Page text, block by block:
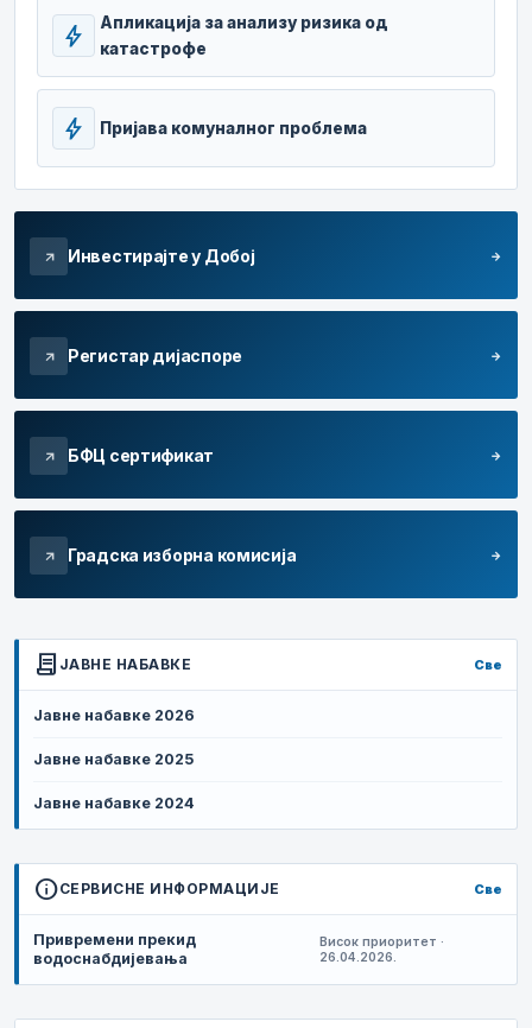
bolt
Апликација за анализу ризика од
катастрофе
bolt Пријава комуналног проблема
arrow_outward Инвестирајте у Добој arrow_forward
arrow_outward Регистар дијаспоре arrow_forward
arrow_outward БФЦ сертификат arrow_forward
arrow_outward Градска изборна комисија arrow_forward
contract ЈАВНЕ НАБАВКЕ Све
Јавне набавке 2026
Јавне набавке 2025
Јавне набавке 2024
infoСЕРВИСНЕ ИНФОРМАЦИЈЕ Све
Привремени прекид
водоснабдијевања
Висок приоритет ·
26.04.2026.